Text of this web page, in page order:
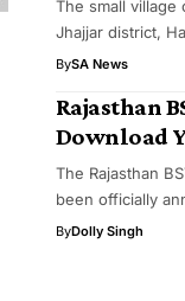
The small
Jhajjar district,
BySA News
Rajasthan
Download
The Rajasthan
been officially
ByDolly Singh